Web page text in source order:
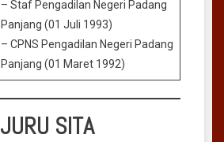
– Staf Pengadilan Negeri Padang
Panjang (01 Juli 1993)
– CPNS Pengadilan Negeri Padang
Panjang (01 Maret 1992)
JURU SITA